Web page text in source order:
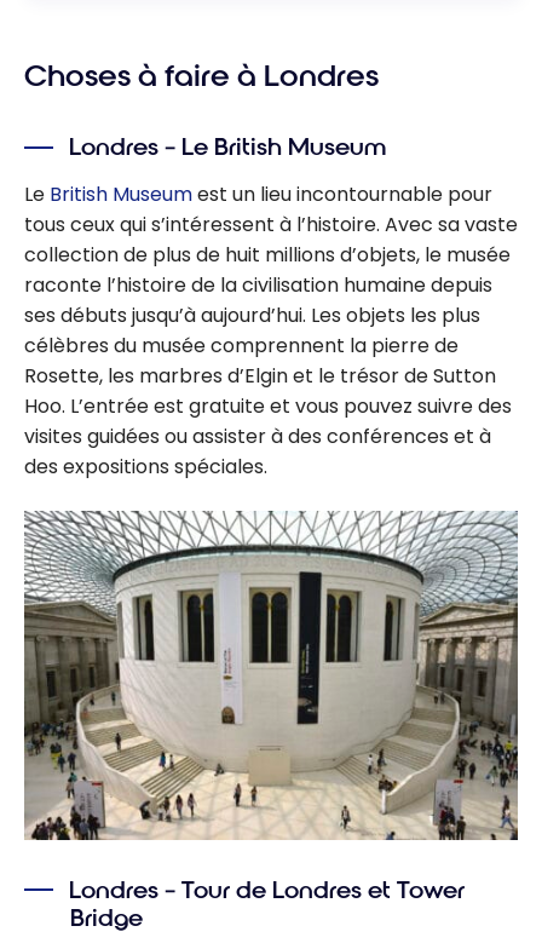
Choses à faire à Londres
Londres – Le British Museum
Le British Museumest un lieu incontournable pour
tous ceux qui s’intéressent à l’histoire. Avec sa vaste
collection de plus de huit millions d’objets, le musée
raconte l’histoire de la civilisation humaine depuis
ses débuts jusqu’à aujourd’hui. Les objets les plus
célèbres du musée comprennent la pierre de
Rosette, les marbres d’Elgin et le trésor de Sutton
Hoo. L’entrée est gratuite et vous pouvez suivre des
visites guidées ou assister à des conférences et à
des expositions spéciales.
Londres – Tour de Londres et Tower
Bridge